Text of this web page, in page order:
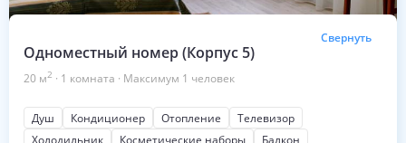
Одноместный номер (Корпус 5)
Свернуть
20 м2 · 1 комната · Максимум 1 человек
Душ Кондиционер Отопление
Телевизор
Холодильник
Косметические наборы
Балкон